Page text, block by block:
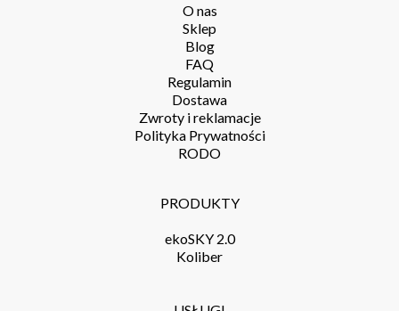
O nas
Sklep
Blog
FAQ
Regulamin
Dostawa
Zwroty i reklamacje
Polityka Prywatności
RODO
PRODUKTY
ekoSKY 2.0
Koliber